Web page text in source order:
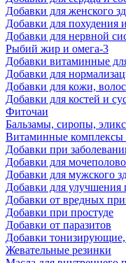
Добавки для женского
Добавки для похудения
Добавки для нервной
Рыбий жир и омега-3
Добавки витаминные
Добавки для
Добавки для кожи,
Добавки для костей и
Фиточаи
Бальзамы, сиропы,
Витаминные комплексы
Добавки при
Добавки для
Добавки для мужского
Добавки для улучшения
Добавки от вредных
Добавки при простуде
Добавки от паразитов
Добавки
Жевательные резинки